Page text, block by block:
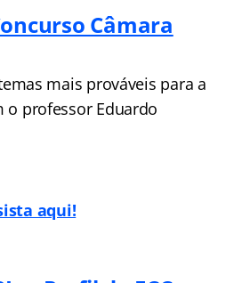
Câmara
mais prováveis para a
o professor Eduardo
aqui!